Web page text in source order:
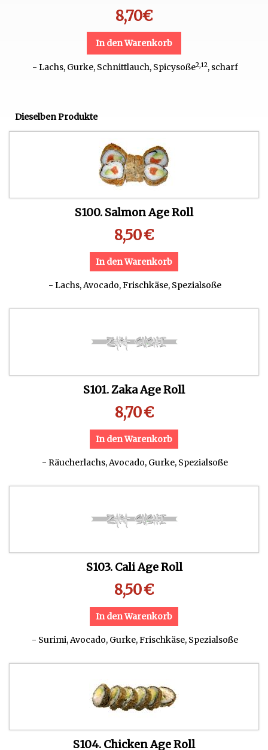
8,70€
In den Warenkorb
- Lachs, Gurke, Schnittlauch, Spicysoße2,12, scharf
Dieselben Produkte
S100. Salmon Age Roll
8,50€
In den Warenkorb
- Lachs, Avocado, Frischkäse, Spezialsoße
S101. Zaka Age Roll
8,70€
In den Warenkorb
- Räucherlachs, Avocado, Gurke, Spezialsoße
S103. Cali Age Roll
8,50€
In den Warenkorb
- Surimi, Avocado, Gurke, Frischkäse, Spezialsoße
S104. Chicken Age Roll